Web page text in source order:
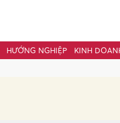
HƯỚNG NGHIỆP KINH
Gửi bình luận